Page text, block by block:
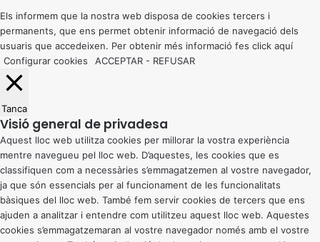
button
Els informem que la nostra web disposa de cookies tercers i
permanents, que ens permet obtenir informació de navegació dels
usuaris que accedeixen. Per obtenir més informació fes click aquí
Configurar cookies
ACCEPTAR - REFUSAR
Tanca
Visió general de privadesa
Aquest lloc web utilitza cookies per millorar la vostra experiència
mentre navegueu pel lloc web. D’aquestes, les cookies que es
classifiquen com a necessàries s’emmagatzemen al vostre navegador,
ja que són essencials per al funcionament de les funcionalitats
bàsiques del lloc web. També fem servir cookies de tercers que ens
ajuden a analitzar i entendre com utilitzeu aquest lloc web. Aquestes
cookies s’emmagatzemaran al vostre navegador només amb el vostre